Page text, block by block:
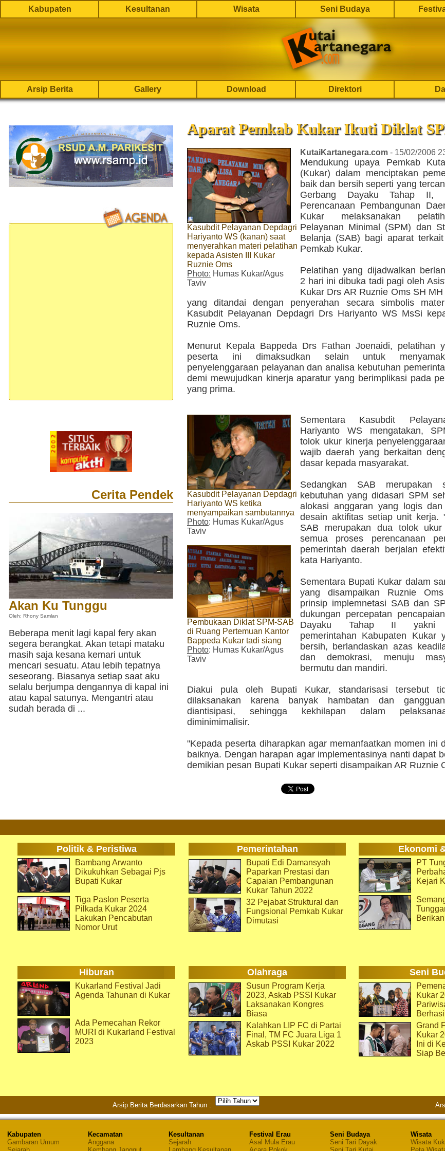
Kabupaten Kesultanan Wisata Seni Budaya
Arsip Berita Gallery Download Direktori
Cerita Pendek
Akan Ku Tunggu
Oleh: Rhony Samlan
Beberapa menit lagi kapal fery akan
segera berangkat. Akan tetapi mataku
masih saja kesana kemari untuk
mencari sesuatu. Atau lebih tepatnya
seseorang. Biasanya setiap saat aku
selalu berjumpa dengannya di kapal ini
atau kapal satunya. Mengantri atau
sudah berada di ...
Aparat Pemkab Kukar Ikuti Diklat
Kasubdit Pelayanan Depdagri
Hariyanto WS (kanan) saat
menyerahkan materi pelatihan
kepada Asisten III Kukar
Ruznie Oms
Photo: Humas Kukar/Agus
Taviv
KutaiKartanegara.com - 15/02/2006
Mendukung upaya Pemkab
(Kukar) dalam menciptakan
baik dan bersih seperti yang
Gerbang Dayaku Tahap II,
Perencanaan Pembangunan
Kukar melaksanakan
Pelayanan Minimal (SPM) dan
Belanja (SAB) bagi aparat
Pemkab Kukar.
Pelatihan yang dijadwalkan
2 hari ini dibuka tadi pagi oleh
Kukar Drs AR Ruznie Oms SH
yang ditandai dengan penyerahan secara simbolis
Kasubdit Pelayanan Depdagri Drs Hariyanto WS MsSi
Ruznie Oms.
Menurut Kepala Bappeda Drs Fathan Joenaidi, pelatihan
peserta ini dimaksudkan selain untuk
penyelenggaraan pelayanan dan analisa kebutuhan
demi mewujudkan kinerja aparatur yang berimplikasi pada
yang prima.
Kasubdit Pelayanan Depdagri
Hariyanto WS ketika
menyampaikan sambutannya
Photo: Humas Kukar/Agus
Taviv
Pembukaan Diklat SPM-SAB
di Ruang Pertemuan Kantor
Bappeda Kukar tadi siang
Photo: Humas Kukar/Agus
Taviv
Sementara Kasubdit
Hariyanto WS mengatakan,
tolok ukur kinerja
wajib daerah yang berkaitan
dasar kepada masyarakat.
Sedangkan SAB merupakan
kebutuhan yang didasari SPM
alokasi anggaran yang logis
desain aktifitas setiap unit kerja.
SAB merupakan dua tolok
semua proses perencanaan
pemerintah daerah berjalan
kata Hariyanto.
Sementara Bupati Kukar dalam
yang disampaikan Ruznie
prinsip implemnetasi SAB dan
dukungan percepatan
Dayaku Tahap II yakni
pemerintahan Kabupaten Kukar
bersih, berlandaskan azas
dan demokrasi, menuju
bermutu dan mandiri.
Diakui pula oleh Bupati Kukar, standarisasi tersebut
dilaksanakan karena banyak hambatan dan
diantisipasi, sehingga kekhilapan dalam
diminimimalisir.
"Kepada peserta diharapkan agar memanfaatkan momen ini
baiknya. Dengan harapan agar implementasinya nanti dapat
demikian pesan Bupati Kukar seperti disampaikan AR Ruznie
Politik & Peristiwa Pemerintahan Ekonomi
Bambang Arwanto
Dikukuhkan Sebagai Pjs
Bupati Kukar
Tiga Paslon Peserta
Pilkada Kukar 2024
Lakukan Pencabutan
Nomor Urut
Bupati Edi Damansyah
Paparkan Prestasi dan
Capaian Pembangunan
Kukar Tahun 2022
32 Pejabat Struktural dan
Fungsional Pemkab Kukar
Dimutasi
PT
Kejari
Hiburan Olahraga Seni
Kukarland Festival Jadi
Agenda Tahunan di Kukar
Ada Pemecahan Rekor
MURI di Kukarland Festival
2023
Susun Program Kerja
2023, Askab PSSI Kukar
Laksanakan Kongres
Biasa
Kalahkan LIP FC di Partai
Final, TM FC Juara Liga 1
Askab PSSI Kukar 2022
Kukar
Grand
Kukar
Ini di
Siap
Arsip Berita Berdasarkan Tahun :
Kabupaten
Gambaran Umum
Kecamatan
Anggana
Kesultanan
Sejarah
Festival Erau
Asal Mula Erau
Seni Budaya
Seni Tari Dayak
Wisata
Wisata